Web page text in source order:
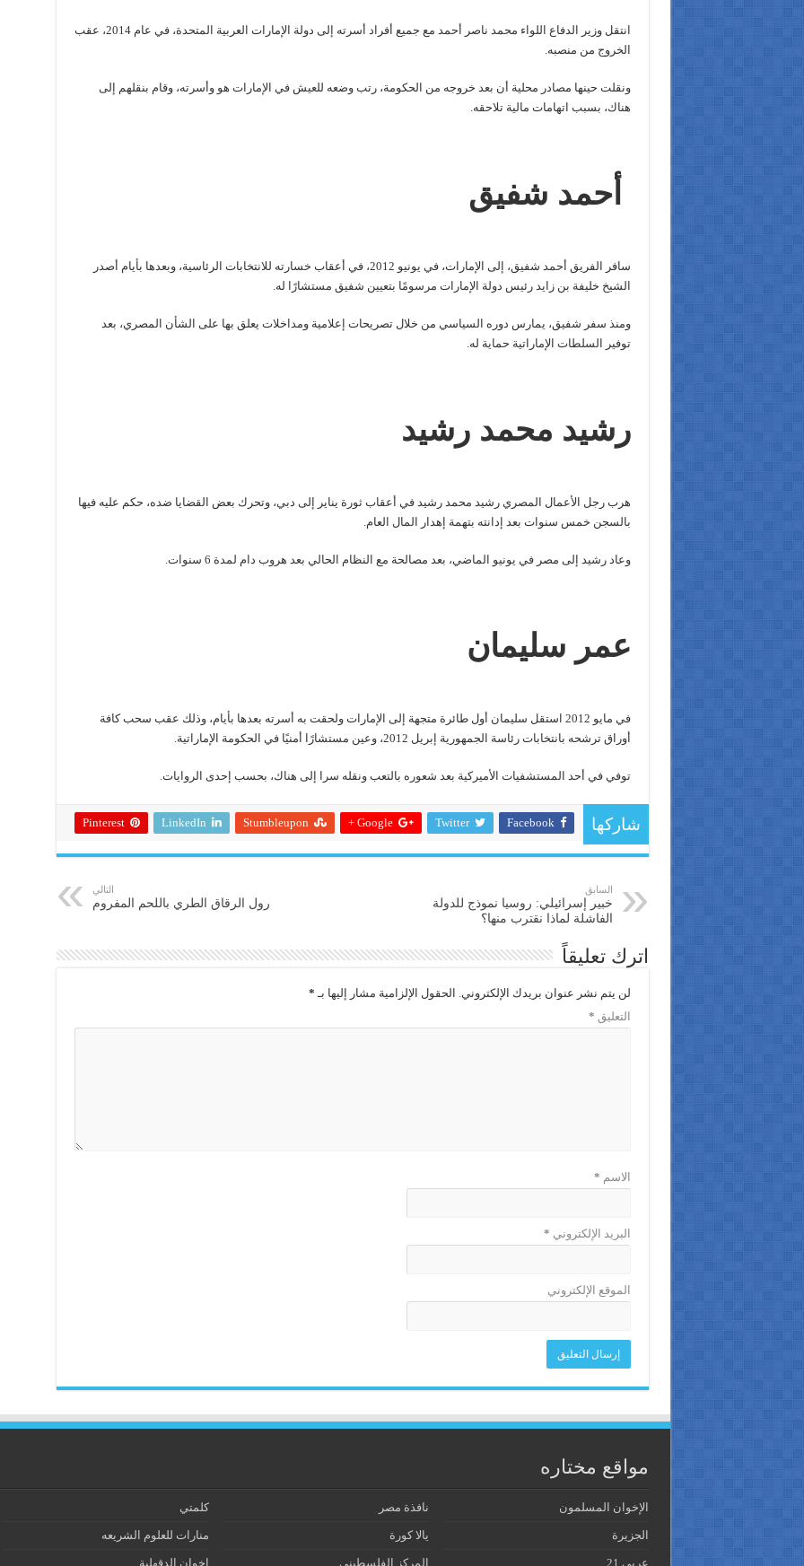
انتقل وزير الدفاع اللواء محمد ناصر أحمد مع جميع أفراد أسرته إلى دولة الإمارات العربية المتحدة، في عام 2014، عقب
الخروج من منصبه.
ونقلت حينها مصادر محلية أن بعد خروجه من الحكومة، رتب وضعه للعيش في الإمارات هو وأسرته، وقام بنقلهم إلى
هناك، بسبب اتهامات مالية تلاحقه.
أحمد شفيق
سافر الفريق أحمد شفيق، إلى الإمارات، في يونيو 2012، في أعقاب خسارته للانتخابات الرئاسية، وبعدها بأيام أصدر
الشيخ خليفة بن زايد رئيس دولة الإمارات مرسومًا بتعيين شفيق مستشارًا له.
ومنذ سفر شفيق، يمارس دوره السياسي من خلال تصريحات إعلامية ومداخلات يعلق بها على الشأن المصري، بعد
توفير السلطات الإماراتية حماية له.
رشيد محمد رشيد
هرب رجل الأعمال المصري رشيد محمد رشيد في أعقاب ثورة يناير إلى دبي، وتحرك بعض القضايا ضده، حكم عليه فيها
بالسجن خمس سنوات بعد إدانته بتهمة إهدار المال العام.
وعاد رشيد إلى مصر في يونيو الماضي، بعد مصالحة مع النظام الحالي بعد هروب دام لمدة 6 سنوات.
عمر سليمان
في مايو 2012 استقل سليمان أول طائرة متجهة إلى الإمارات ولحقت به أسرته بعدها بأيام، وذلك عقب سحب كافة
أوراق ترشحه بانتخابات رئاسة الجمهورية إبريل 2012، وعين مستشارًا أمنيًا في الحكومة الإماراتية.
توفي في أحد المستشفيات الأميركية بعد شعوره بالتعب ونقله سرا إلى هناك، بحسب إحدى الروايات.
شاركها Facebook
Twitter
Google +
Stumbleupon
LinkedIn
Pinterest
السابق
خبير إسرائيلي: روسيا نموذج للدولة
الفاشلة لماذا نقترب منها؟
التالي
رول الرقاق الطري باللحم المفروم
اترك تعليقاً
لن يتم نشر عنوان بريدك الإلكتروني. الحقول الإلزامية مشار إليها بـ *
التعليق *
الاسم *
البريد الإلكتروني *
الموقع الإلكتروني
مواقع مختاره
الإخوان المسلمون نافذة مصر كلمتي
الجزيرة يالا كورة منارات للعلوم الشريعه
عربي 21 المركز الفلسطيني إخوان الدقهلية